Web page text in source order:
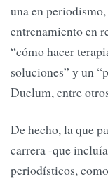
una en
entrenamiento en
“cómo hacer
soluciones” y un
Duelum, entre
De hecho, la que
carrera -que
periodísticos,